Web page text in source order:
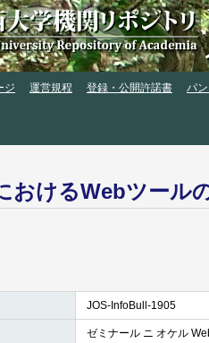
ジ 運営規程 登録・公開許諾書 パ
おけるWebツール
JOS-InfoBull-1905
ゼミナール ニ オケル